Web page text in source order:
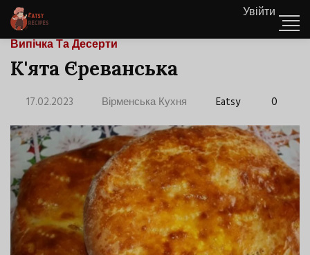
Увійти
Випічка Та Десерти
К'ята Єреванська
17.02.2023 Вірменська Кухня Eatsy 0